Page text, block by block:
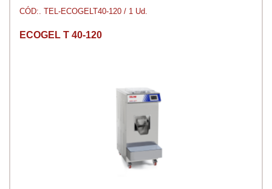
CÓD:. TEL-ECOGELT40-120 / 1 Ud.
ECOGEL T 40-120